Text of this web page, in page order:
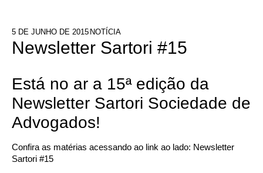
5 DE JUNHO DE 2015 NOTÍCIA
Newsletter Sartori #15
Está no ar a 15ª edição da
Newsletter Sartori Sociedade de
Advogados!
Confira as matérias acessando ao link ao lado: Newsletter
Sartori #15